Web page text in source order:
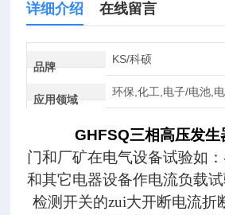
详细介绍 在线留言
品牌
KS/科硕
应用领域
环保,化工,电子/电池,
GHFSQ三相高压发生
门和厂矿在电气设备试验如
和其它电器设备作电流负载
检测开关的zui大开断电流折